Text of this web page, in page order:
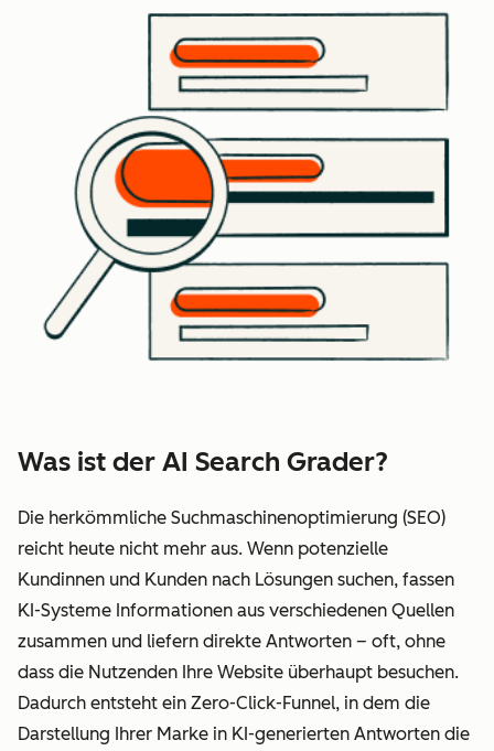
Was ist der AI Search Grader?
Die herkömmliche Suchmaschinenoptimierung (SEO)
reicht heute nicht mehr aus. Wenn potenzielle
Kundinnen und Kunden nach Lösungen suchen, fassen
KI-Systeme Informationen aus verschiedenen Quellen
zusammen und liefern direkte Antworten – oft, ohne
dass die Nutzenden Ihre Website überhaupt besuchen.
Dadurch entsteht ein Zero-Click-Funnel, in dem die
Darstellung Ihrer Marke in KI-generierten Antworten die